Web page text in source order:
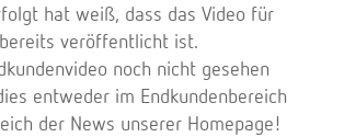
hat weiß, dass das Video für
veröffentlicht ist.
noch nicht gesehen
entweder im Endkundenbereich
der News unserer Homepage!